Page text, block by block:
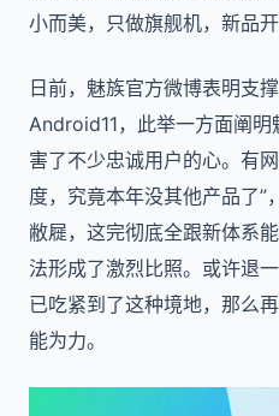
小而美，只做旗舰机，新品
日前，魅族官方微博表明支
Android11，此举一方面阐
害了不少忠诚用户的心。有
度，究竟本年没其他产品了”
敝屣，这完彻底全跟新体系
法形成了激烈比照。或许退
已吃紧到了这种境地，那么
能为力。